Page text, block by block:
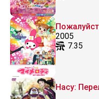
2005
7.35
Насу: